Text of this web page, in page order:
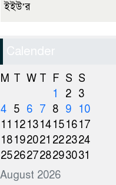
ইইউ’র
Calender
August 2026
M T W T F S S
1
2 3
4 5 6 7 8 9
10
11 121314151617
18192021 222324
25262728293031